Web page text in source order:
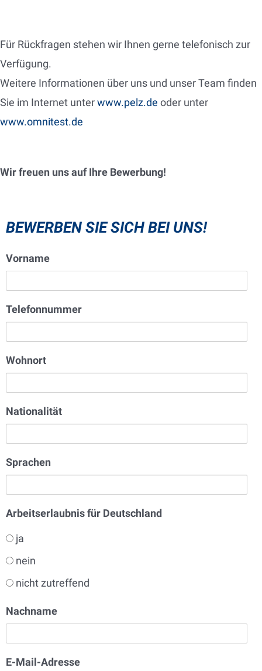
Für Rückfragen stehen wir Ihnen gerne telefonisch zur
Verfügung.
Weitere Informationen über uns und unser Team finden
Sie im Internet unterwww.pelz.de oder unter
www.omnitest.de
Wir freuen uns auf Ihre Bewerbung!
BEWERBEN SIE SICH BEI UNS!
Vorname
Telefonnummer
Wohnort
Nationalität
Sprachen
Arbeitserlaubnis für Deutschland
ja
nein
nicht zutreffend
Nachname
E-Mail-Adresse